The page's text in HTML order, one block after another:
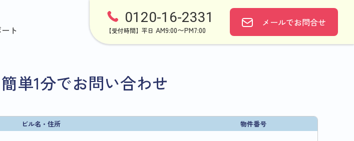
ト
0120-16-2331
【受付時間】平日 AM9:00〜PM7:00
メールでお問合せ
単1分でお問い合わせ
ビル名・住所 物件番号